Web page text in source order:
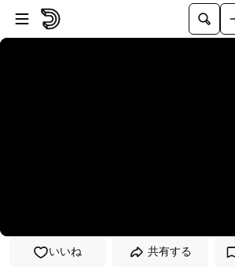
プレイヤーにスキップ
メインコンテンツにスキップ
いいね 共有する